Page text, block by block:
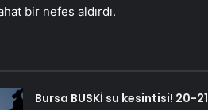
bir nefes aldırdı.
Bursa BUSKİ su kesintisi! 20-21